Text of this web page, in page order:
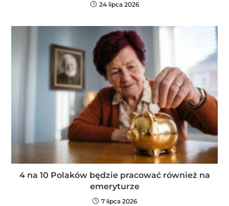
24 lipca 2026
4 na 10 Polaków będzie pracować również na
emeryturze
7 lipca 2026